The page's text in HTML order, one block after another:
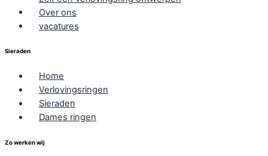
Over ons
vacatures
Sieraden
Home
Verlovingsringen
Sieraden
Dames ringen
Zo werken wij